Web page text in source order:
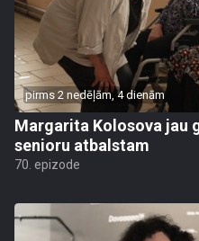
pirms 2 nedēļām, 4 dienām
Margarita Kolosova jau
senioru atbalstam
70. epizode